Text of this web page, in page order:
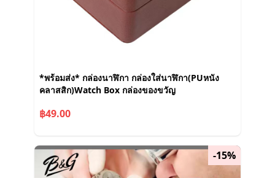
*พร้อมส่ง* กล่องนาฬิกา กล่องใส่นาฬิกา(PUหนัง
คลาสสิก)Watch Box กล่องของขวัญ
฿49.00
-15%